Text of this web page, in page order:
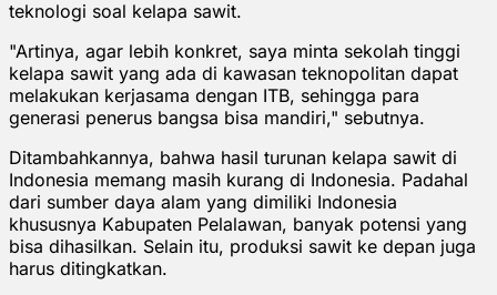
teknologi soal kelapa sawit.
"Artinya, agar lebih konkret, saya minta sekolah tinggi
kelapa sawit yang ada di kawasan teknopolitan dapat
melakukan kerjasama dengan ITB, sehingga para
generasi penerus bangsa bisa mandiri," sebutnya.
Ditambahkannya, bahwa hasil turunan kelapa sawit di
Indonesia memang masih kurang di Indonesia. Padahal
dari sumber daya alam yang dimiliki Indonesia
khususnya Kabupaten Pelalawan, banyak potensi yang
bisa dihasilkan. Selain itu, produksi sawit ke depan juga
harus ditingkatkan.